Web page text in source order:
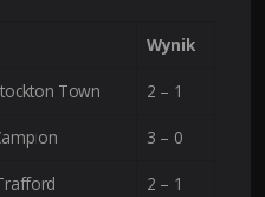
Wynik
Town 2 – 1
3 – 0
2 – 1